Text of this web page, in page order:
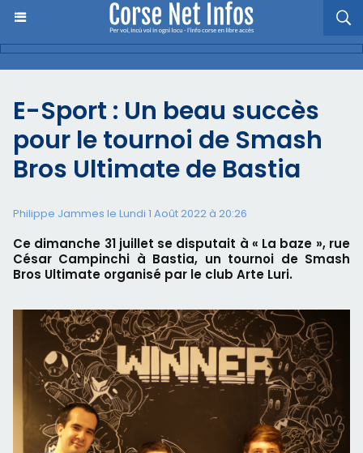
E-Sport : Un beau succès
pour le tournoi de Smash
Bros Ultimate de Bastia
Philippe Jammes le Lundi 1 Août 2022 à 20:26
Ce dimanche 31 juillet se disputait à « La baze », rue
César Campinchi à Bastia, un tournoi de Smash
Bros Ultimate organisé par le club Arte Luri.